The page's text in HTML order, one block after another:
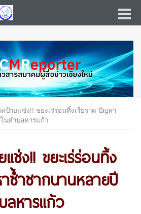
ป้ายแช่ง!! ขยะเร่ร่อนทิ้งเรี่ยราด ปัญหา
นตำบลหารแก้ว
ช่ง!! ขยะเร่ร่อนทิ้ง
ซ้ำซากนานหลายปี
ลหารแก้ว